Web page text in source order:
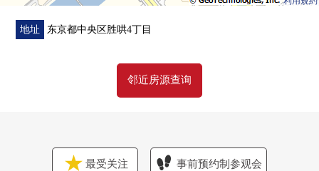
・电影院房其他
地址 东京都中央区胜哄4丁目
邻近房源查询
最受关注 事前预约制参观会